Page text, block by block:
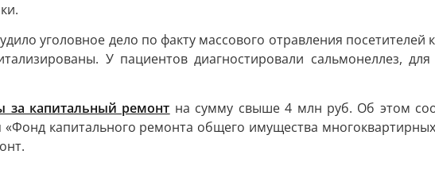
уголовное дело по факту массового отравления
У пациентов диагностировали сальмонеллез,
за капитальный ремонт на сумму свыше 4 млн руб. Об этом
капитального ремонта общего имущества